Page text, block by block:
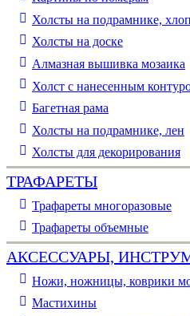
Холсты на подрамнике,
Холсты на доске
Алмазная вышивка мозаика
Холст с нанесенным
Багетная рама
Холсты на подрамнике, лен
Холсты для декорирования
ТРАФАРЕТЫ
Трафареты многоразовые
Трафареты объемные
АКСЕССУАРЫ,
Ножи, ножницы, коврики
Мастихины